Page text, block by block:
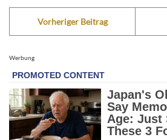
Vorheriger Beitrag
Werbung